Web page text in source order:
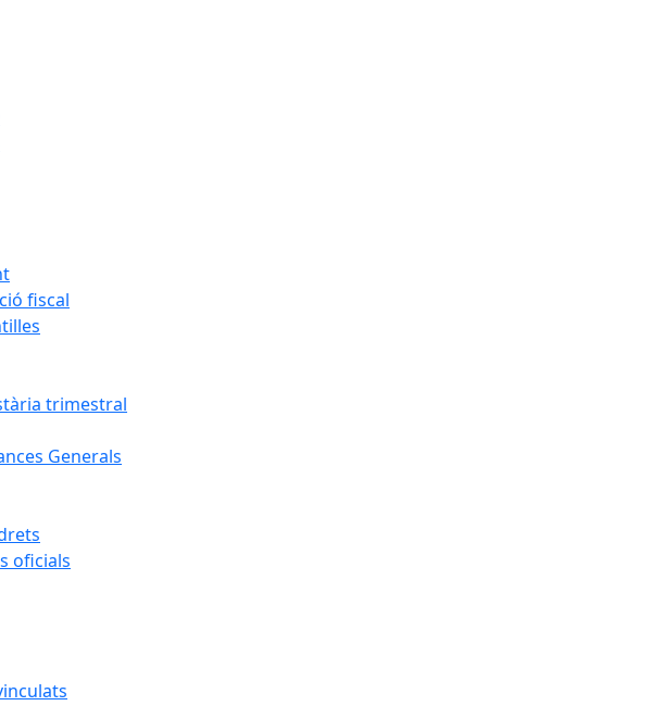
fiscal
trimestral
Generals
oficials